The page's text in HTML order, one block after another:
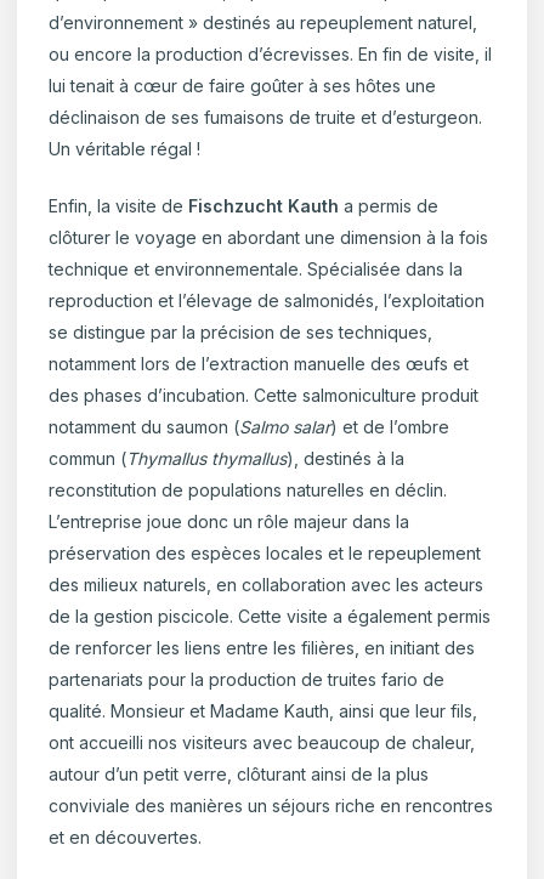
d’environnement » destinés au repeuplement naturel,
ou encore la production d’écrevisses. En fin de visite, il
lui tenait à cœur de faire goûter à ses hôtes une
déclinaison de ses fumaisons de truite et d’esturgeon.
Un véritable régal !
Enfin, la visite de Fischzucht Kauth a permis de
clôturer le voyage en abordant une dimension à la fois
technique et environnementale. Spécialisée dans la
reproduction et l’élevage de salmonidés, l’exploitation
se distingue par la précision de ses techniques,
notamment lors de l’extraction manuelle des œufs et
des phases d’incubation. Cette salmoniculture produit
notamment du saumon (Salmo salar) et de l’ombre
commun (Thymallus thymallus), destinés à la
reconstitution de populations naturelles en déclin.
L’entreprise joue donc un rôle majeur dans la
préservation des espèces locales et le repeuplement
des milieux naturels, en collaboration avec les acteurs
de la gestion piscicole. Cette visite a également permis
de renforcer les liens entre les filières, en initiant des
partenariats pour la production de truites fario de
qualité. Monsieur et Madame Kauth, ainsi que leur fils,
ont accueilli nos visiteurs avec beaucoup de chaleur,
autour d’un petit verre, clôturant ainsi de la plus
conviviale des manières un séjours riche en rencontres
et en découvertes.